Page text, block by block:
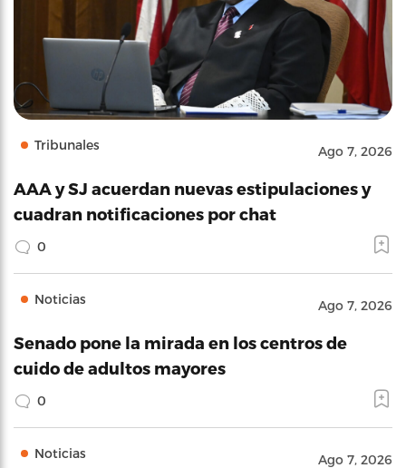
Tribunales Ago 7, 2026
AAA y SJ acuerdan nuevas estipulaciones y
cuadran notificaciones por chat
0
Noticias Ago 7, 2026
Senado pone la mirada en los centros de
cuido de adultos mayores
0
Noticias Ago 7, 2026